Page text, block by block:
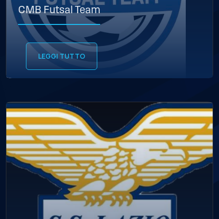
CMB Futsal Team
LEGGI TUTTO